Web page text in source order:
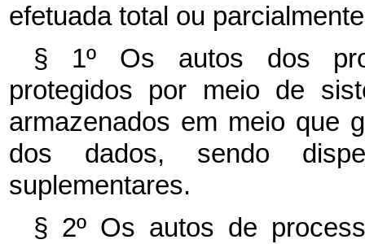
efetuada total ou
§ 1º Os autos dos
protegidos por meio de
armazenados em meio que
dos dados, sendo
suplementares.
§ 2º Os autos de